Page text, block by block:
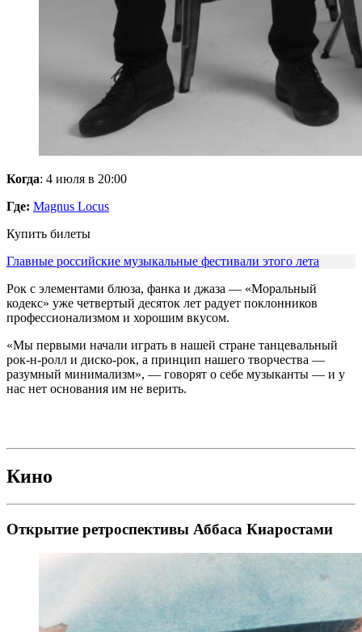
Когда: 4 июля в 20:00
Где: Magnus Locus
Купить билеты
Главные российские музыкальные фестивали этого лета
Рок с элементами блюза, фанка и джаза — «Моральный
кодекс» уже четвертый десяток лет радует поклонников
профессионализмом и хорошим вкусом.
«Мы первыми начали играть в нашей стране танцевальный
рок-н-ролл и диско-рок, а принцип нашего творчества —
разумный минимализм», — говорят о себе музыканты — и у
нас нет основания им не верить.
Кино
Открытие ретроспективы Аббаса Киаростами